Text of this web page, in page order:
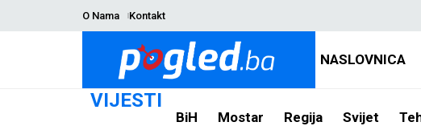
O Nama Kontakt
NASLOVNICA
VIJESTI
BiH Mostar Regija Svijet